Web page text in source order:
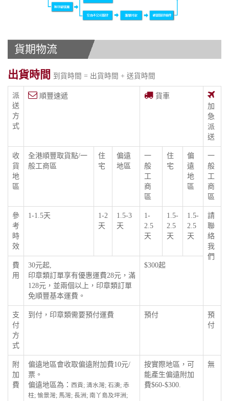
貨期物流
出貨時間 到貨時間 = 出貨時間 + 送貨時間
派
送
方
式
順豐速遞
貨車
加
急
派
送
收
貨
地
區
全港順豐取貨點/一
般工商區
住
宅
偏遠
地區
一
般
工
商
區
住
宅
偏
遠
地
區
一
般
工
商
區
參
考
時
效
1-1.5天
1-2
天
1.5-3
天
1-
2.5
天
1.5-
2.5
天
1.5-
2.5
天
請
聯
絡
我
們
費
用
30元起,
印章類訂單享有優惠運費28元，滿
128元，並兩個以上，印章類訂單
免順豐基本運費。
$300起
支
付
方
式
到付，印章類需要預付運費 預付
預
付
附
加
費
偏遠地區會收取偏遠附加費10元/
票。
偏遠地區為： 西貢; 清水灣; 石澳; 赤
柱; 愉景灣; 馬灣; 長洲; 南丫島及坪洲;
按實際地區，可
能產生偏遠附加
費$60-$300.
無